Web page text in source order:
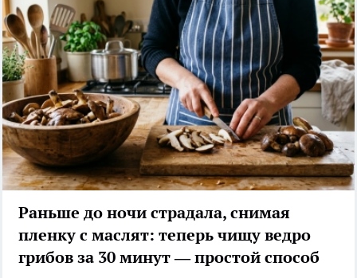
Раньше до ночи страдала, снимая
пленку с маслят: теперь чищу ведро
грибов за 30 минут — простой способ